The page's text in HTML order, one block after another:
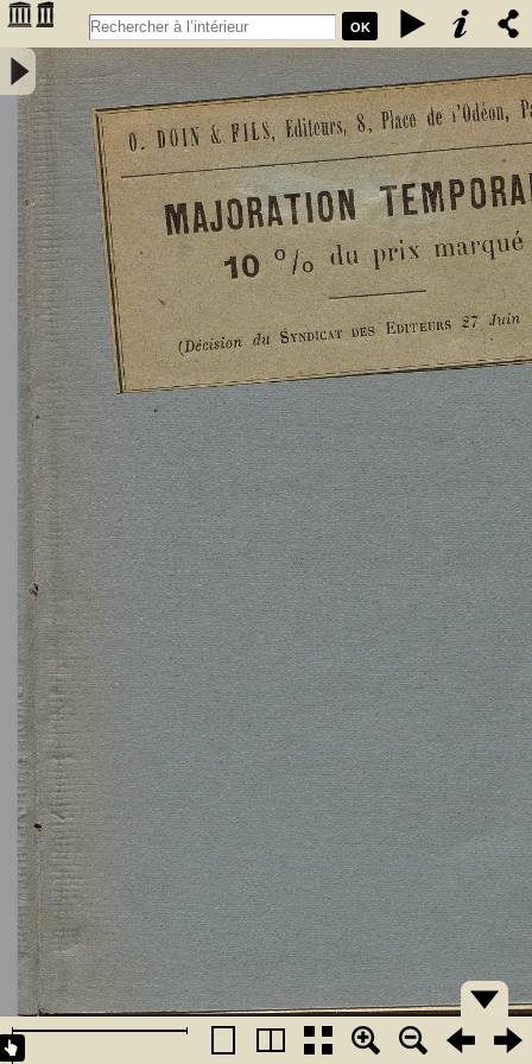
OK
L'Astronomie, observations, théorie et vulgarisation générale / par
Marcel Moye,... - Moye, Marcel (1873-1939). Auteur